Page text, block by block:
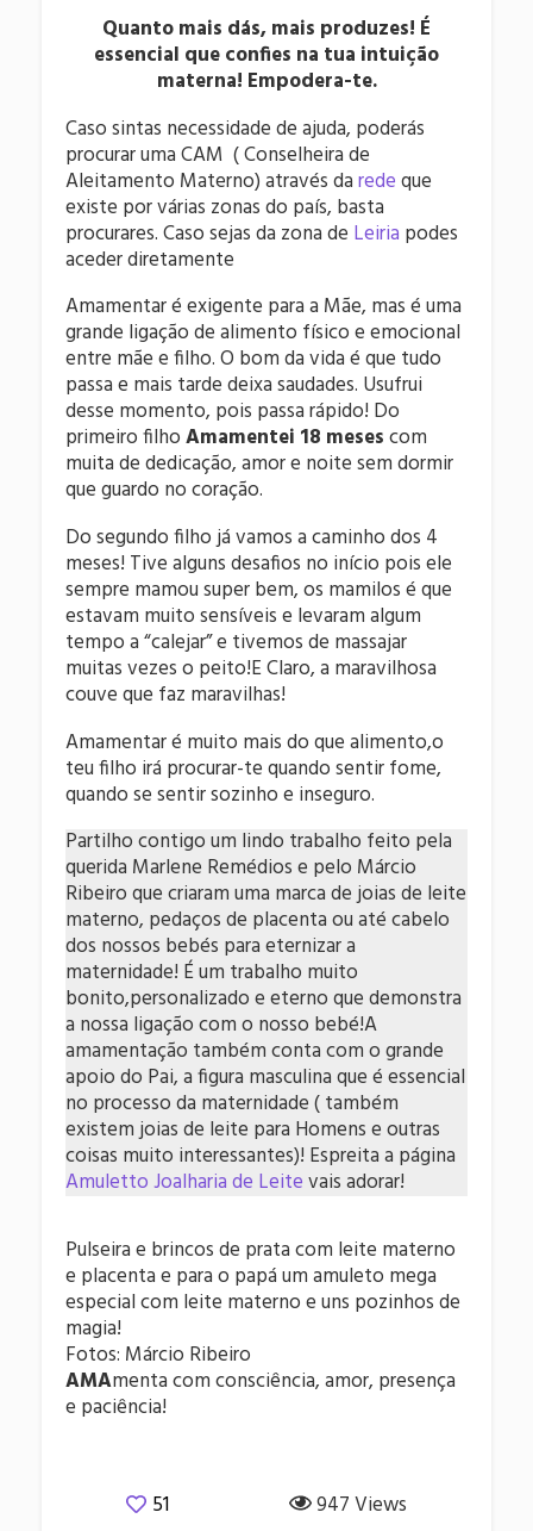
Quanto mais dás, mais produzes! É
essencial que confies na tua intuição
materna! Empodera-te.
Caso sintas necessidade de ajuda, poderás
procurar uma CAM ( Conselheira de
Aleitamento Materno) através daredeque
existe por várias zonas do país, basta
procurares. Caso sejas da zona de Leiria podes
aceder diretamente
Amamentar é exigente para a Mãe, mas é uma
grande ligação de alimento físico e emocional
entre mãe e filho. O bom da vida é que tudo
passa e mais tarde deixa saudades. Usufrui
desse momento, pois passa rápido! Do
primeiro filhoAmamentei 18 mesescom
muita de dedicação, amor e noite sem dormir
que guardo no coração.
Do segundo filho já vamos a caminho dos 4
meses! Tive alguns desafios no início pois ele
sempre mamou super bem, os mamilos é que
estavam muito sensíveis e levaram algum
tempo a “calejar” e tivemos de massajar
muitas vezes o peito!E Claro, a maravilhosa
couve que faz maravilhas!
Amamentar é muito mais do que alimento,o
teu filho irá procurar-te quando sentir fome,
quando se sentir sozinho e inseguro.
Partilho contigo um lindo trabalho feito pela
querida Marlene Remédios e pelo Márcio
Ribeiro que criaram uma marca de joias de leite
materno, pedaços de placenta ou até cabelo
dos nossos bebés para eternizar a
maternidade! É um trabalho muito
bonito,personalizado e eterno que demonstra
a nossa ligação com o nosso bebé!A
amamentação também conta com o grande
apoio do Pai, a figura masculina que é essencial
no processo da maternidade ( também
existem joias de leite para Homens e outras
coisas muito interessantes)! Espreita a página
Amuletto Joalharia de Leitevais adorar!
Pulseira e brincos de prata com leite materno
e placenta e para o papá um amuleto mega
especial com leite materno e uns pozinhos de
magia!
Fotos: Márcio Ribeiro
AMAmenta com consciência, amor, presença
e paciência!
51 947 Views